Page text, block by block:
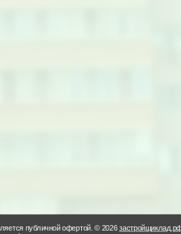
публичной офертой. © 2026